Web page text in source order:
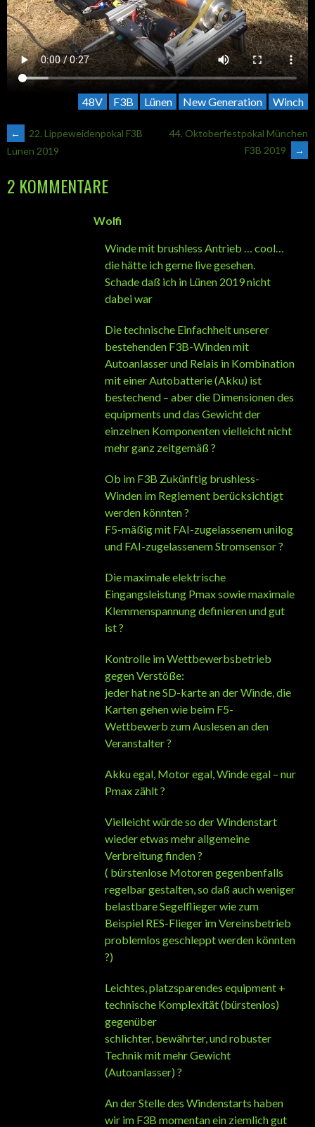
48V F3B Lünen New Generation Winch
ARTIKEL-
NAVIGATION
←
22. Lippeweidenpokal F3B
Lünen 2019
44. Oktoberfestpokal München
F3B 2019
→
2 KOMMENTARE
Wolfi
Winde mit brushless Antrieb … cool…
die hätte ich gerne live gesehen.
Schade daß ich in Lünen 2019 nicht
dabei war
Die technische Einfachheit unserer
bestehenden F3B-Winden mit
Autoanlasser und Relais in Kombination
mit einer Autobatterie (Akku) ist
bestechend – aber die Dimensionen des
equipments und das Gewicht der
einzelnen Komponenten vielleicht nicht
mehr ganz zeitgemäß ?
Ob im F3B Zukünftig brushless-
Winden im Reglement berücksichtigt
werden könnten ?
F5-mäßig mit FAI-zugelassenem unilog
und FAI-zugelassenem Stromsensor ?
Die maximale elektrische
Eingangsleistung Pmax sowie maximale
Klemmenspannung definieren und gut
ist ?
Kontrolle im Wettbewerbsbetrieb
gegen Verstöße:
jeder hat ne SD-karte an der Winde, die
Karten gehen wie beim F5-
Wettbewerb zum Auslesen an den
Veranstalter ?
Akku egal, Motor egal, Winde egal – nur
Pmax zählt ?
Vielleicht würde so der Windenstart
wieder etwas mehr allgemeine
Verbreitung finden ?
( bürstenlose Motoren gegenbenfalls
regelbar gestalten, so daß auch weniger
belastbare Segelflieger wie zum
Beispiel RES-Flieger im Vereinsbetrieb
problemlos geschleppt werden könnten
?)
Leichtes, platzsparendes equipment +
technische Komplexität (bürstenlos)
gegenüber
schlichter, bewährter, und robuster
Technik mit mehr Gewicht
(Autoanlasser) ?
An der Stelle des Windenstarts haben
wir im F3B momentan ein ziemlich gut